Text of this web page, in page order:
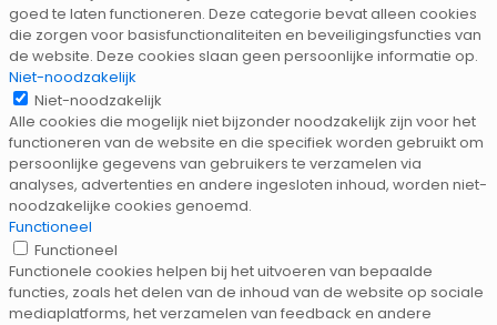
goed te laten functioneren. Deze categorie bevat alleen cookies
die zorgen voor basisfunctionaliteiten en beveiligingsfuncties van
de website. Deze cookies slaan geen persoonlijke informatie op.
Niet-noodzakelijk
Niet-noodzakelijk
Alle cookies die mogelijk niet bijzonder noodzakelijk zijn voor het
functioneren van de website en die specifiek worden gebruikt om
persoonlijke gegevens van gebruikers te verzamelen via
analyses, advertenties en andere ingesloten inhoud, worden niet-
noodzakelijke cookies genoemd.
Functioneel
Functioneel
Functionele cookies helpen bij het uitvoeren van bepaalde
functies, zoals het delen van de inhoud van de website op sociale
mediaplatforms, het verzamelen van feedback en andere